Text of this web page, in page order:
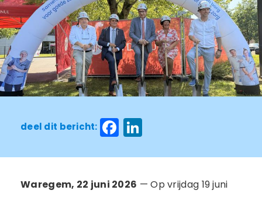
deel dit bericht: Facebook
LinkedIn
Waregem, 22 juni 2026 — Op vrijdag 19 juni